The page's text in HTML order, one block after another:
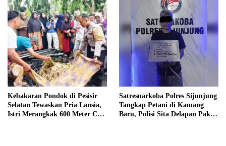
Kebakaran Pondok di Pesisir
Selatan Tewaskan Pria Lansia,
Istri Merangkak 600 Meter Cari
Satresnarkoba Polres Sijunjung
Tangkap Petani di Kamang
Baru, Polisi Sita Delapan Paket